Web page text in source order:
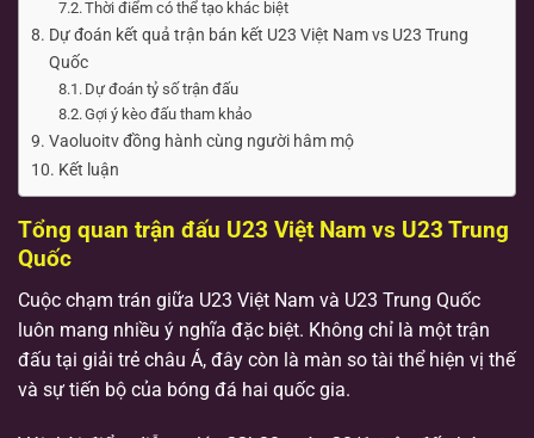
Thời điểm có thể tạo khác biệt
Dự đoán kết quả trận bán kết U23 Việt Nam vs U23 Trung
Quốc
Dự đoán tỷ số trận đấu
Gợi ý kèo đấu tham khảo
Vaoluoitv đồng hành cùng người hâm mộ
Kết luận
Tổng quan trận đấu U23 Việt Nam vs U23 Trung
Quốc
Cuộc chạm trán giữa U23 Việt Nam và U23 Trung Quốc
luôn mang nhiều ý nghĩa đặc biệt. Không chỉ là một trận
đấu tại giải trẻ châu Á, đây còn là màn so tài thể hiện vị thế
và sự tiến bộ của bóng đá hai quốc gia.